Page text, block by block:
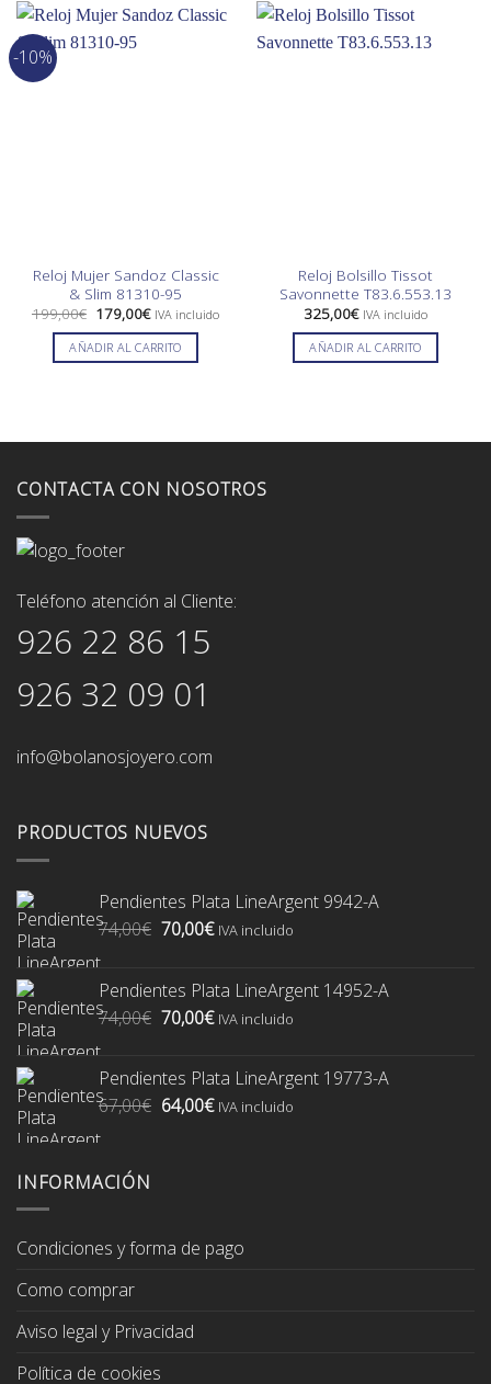
-10%
Reloj Mujer Sandoz Classic
& Slim 81310-95
199,00€ El
precio
original
era:
199,00€.
179,00€El
actual
es:
179,00€.
IVA incluido
AÑADIR AL CARRITO
Reloj Bolsillo Tissot
Savonnette T83.6.553.13
325,00€ IVA incluido
AÑADIR AL CARRITO
CONTACTA CON NOSOTROS
Teléfono atención al Cliente:
926 22 86 15
926 32 09 01
info@bolanosjoyero.com
PRODUCTOS NUEVOS
Pendientes Plata LineArgent 9942-A
74,00€ El
era:
74,00€.
70,00€El
es:
70,00€.
IVA incluido
Pendientes Plata LineArgent 14952-A
74,00€ El
era:
74,00€.
70,00€El
es:
70,00€.
IVA incluido
Pendientes Plata LineArgent 19773-A
67,00€ El
64,00€ElIVA incluido
INFORMACIÓN
Condiciones y forma de pago
Como comprar
Aviso legal y Privacidad
Política de cookies